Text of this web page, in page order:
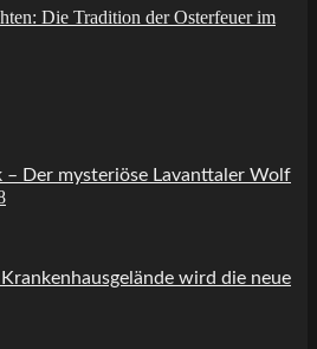
Die Tradition der Osterfeuer im
– Der mysteriöse Lavanttaler Wolf
wird die neue